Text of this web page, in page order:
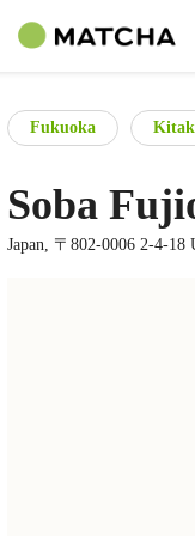
Fukuoka
Soba
Japan, 〒802-0006 2-4-